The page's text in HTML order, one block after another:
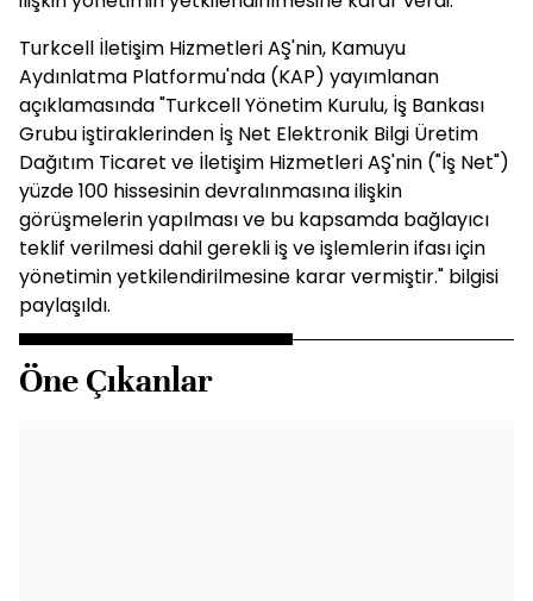
Turkcell İletişim Hizmetleri AŞ'nin, Kamuyu
Aydınlatma Platformu'nda (KAP) yayımlanan
açıklamasında "Turkcell Yönetim Kurulu, İş Bankası
Grubu iştiraklerinden İş Net Elektronik Bilgi Üretim
Dağıtım Ticaret ve İletişim Hizmetleri AŞ'nin ("İş Net")
yüzde 100 hissesinin devralınmasına ilişkin
görüşmelerin yapılması ve bu kapsamda bağlayıcı
teklif verilmesi dahil gerekli iş ve işlemlerin ifası için
yönetimin yetkilendirilmesine karar vermiştir." bilgisi
paylaşıldı.
Öne Çıkanlar